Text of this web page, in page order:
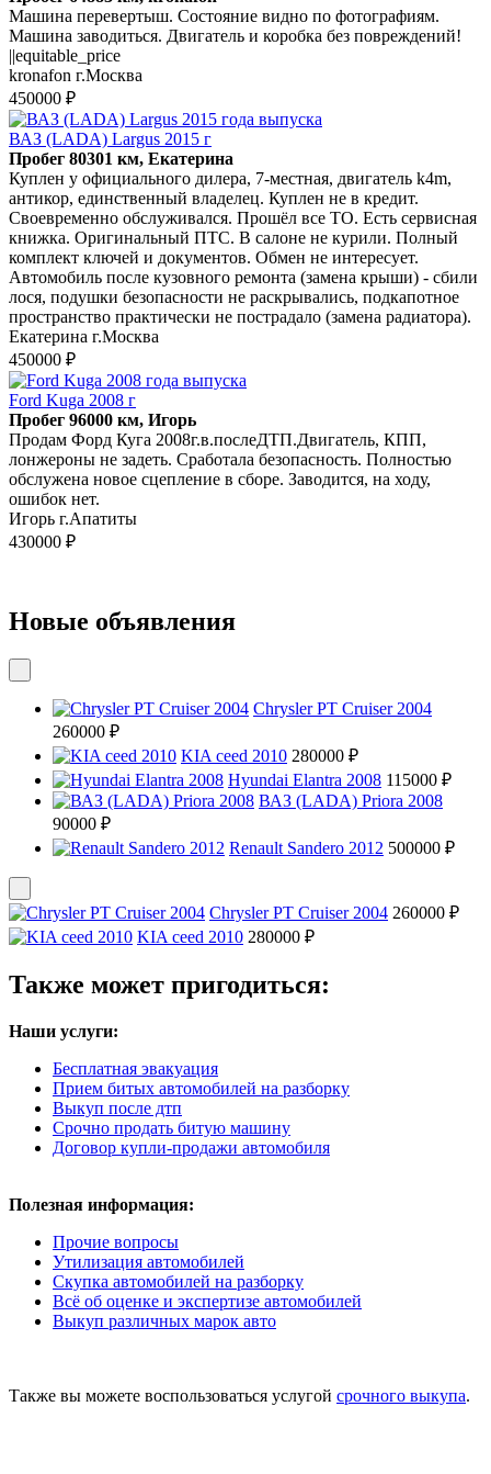
Машина перевертыш. Состояние видно по фотографиям.
Машина заводиться. Двигатель и коробка без повреждений!
||equitable_price
kronafon г.Москва
450000 ₽
ВАЗ (LADA) Largus 2015 г
Пробег 80301 км, Екатерина
Куплен у официального дилера, 7-местная, двигатель k4m,
антикор, единственный владелец. Куплен не в кредит.
Своевременно обслуживался. Прошёл все ТО. Есть сервисная
книжка. Оригинальный ПТС. В салоне не курили. Полный
комплект ключей и документов. Обмен не интересует.
Автомобиль после кузовного ремонта (замена крыши) - сбили
лося, подушки безопасности не раскрывались, подкапотное
пространство практически не пострадало (замена радиатора).
Екатерина г.Москва
450000 ₽
Ford Kuga 2008 г
Пробег 96000 км, Игорь
Продам Форд Куга 2008г.в.послеДТП.Двигатель, КПП,
лонжероны не задеть. Сработала безопасность. Полностью
обслужена новое сцепление в сборе. Заводится, на ходу,
ошибок нет.
Игорь г.Апатиты
430000 ₽
Новые объявления
Chrysler PT Cruiser 2004
260000 ₽
KIA ceed 2010 280000 ₽
Hyundai Elantra 2008 115000 ₽
ВАЗ (LADA) Priora 2008
90000 ₽
Renault Sandero 2012 500000 ₽
Chrysler PT Cruiser 2004 260000 ₽
KIA ceed 2010 280000 ₽
Также может пригодиться:
Наши услуги:
Бесплатная эвакуация
Прием битых автомобилей на разборку
Выкуп после дтп
Срочно продать битую машину
Договор купли-продажи автомобиля
Полезная информация:
Прочие вопросы
Утилизация автомобилей
Скупка автомобилей на разборку
Всё об оценке и экспертизе автомобилей
Выкуп различных марок авто
Также вы можете воспользоваться услугой срочного выкупа.